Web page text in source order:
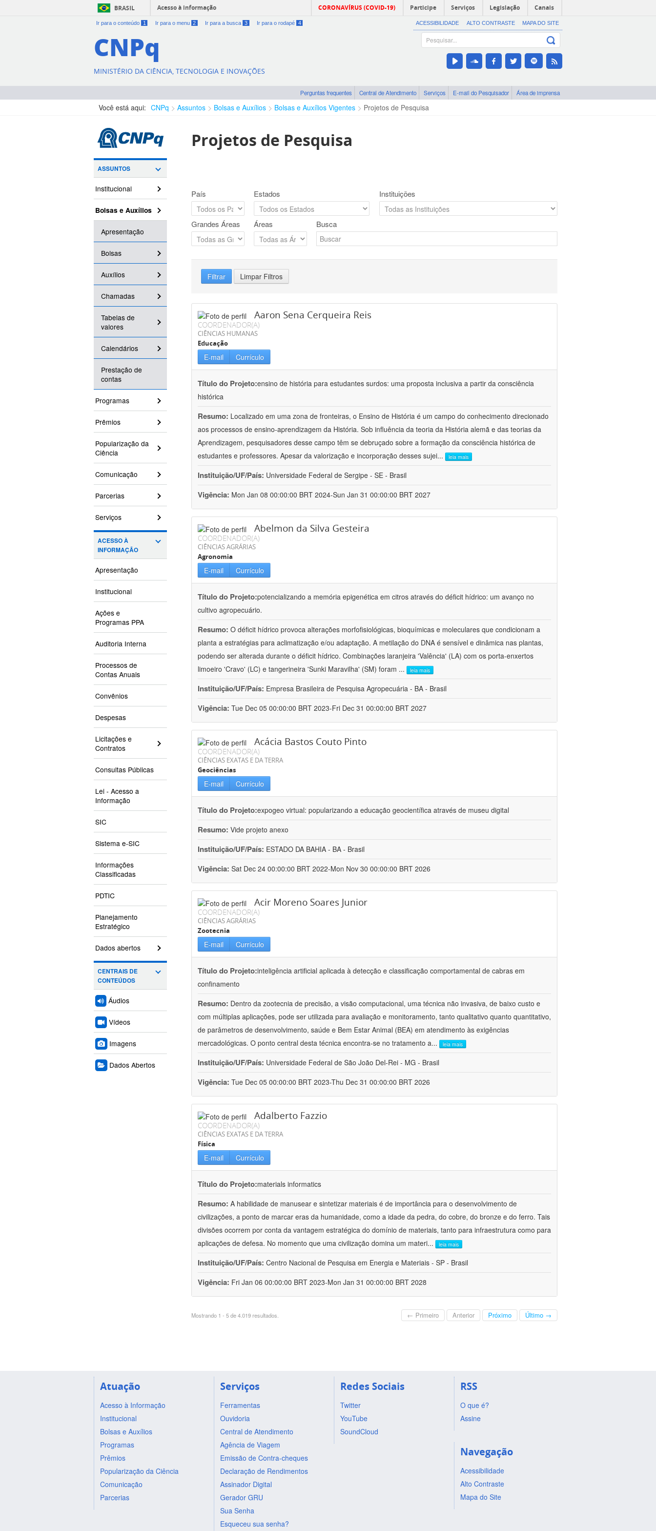
BRASIL Acesso à informação CORONAVÍRUS (COVID-19) Participe Serviços Legislação Canais
Ir para o conteúdo 1 Ir para o menu 2 Ir para a busca 3 Ir para o rodapé 4 ACESSIBILIDADE ALTO CONTRASTE MAPA DO SITE
CNPq
MINISTÉRIO DA CIÊNCIA, TECNOLOGIA E INOVAÇÕES
Perguntas frequentes Central de Atendimento Serviços E-mail do Pesquisador Área de imprensa
Você está aqui: CNPq Assuntos Bolsas e Auxílios Bolsas e Auxílios Vigentes Projetos de Pesquisa
ASSUNTOS
Institucional
Bolsas e Auxílios
Apresentação
Bolsas
Auxílios
Chamadas
Tabelas de
valores
Calendários
Prestação de
contas
Programas
Prêmios
Popularização da
Ciência
Comunicação
Parcerias
Serviços
ACESSO À
INFORMAÇÃO
Apresentação
Institucional
Ações e
Programas PPA
Auditoria Interna
Processos de
Contas Anuais
Convênios
Despesas
Licitações e
Contratos
Consultas Públicas
Lei - Acesso a
Informação
SIC
Sistema e-SIC
Informações
Classificadas
PDTIC
Planejamento
Estratégico
Dados abertos
CENTRAIS DE
CONTEÚDOS
Áudios
Vídeos
Imagens
Dados Abertos
Projetos de Pesquisa
País Estados Instituições
Grandes Áreas Áreas Busca
Filtrar Limpar Filtros
Aaron Sena Cerqueira Reis
COORDENADOR(A)
CIÊNCIAS HUMANAS
Educação
E-mail Currículo
Título do Projeto:ensino de história para estudantes surdos: uma proposta inclusiva a partir da consciência
histórica
Resumo: Localizado em uma zona de fronteiras, o Ensino de História é um campo do conhecimento direcionado
aos processos de ensino-aprendizagem da História. Sob influência da teoria da História alemã e das teorias da
Aprendizagem, pesquisadores desse campo têm se debruçado sobre a formação da consciência histórica de
estudantes e professores. Apesar da valorização e incorporação desses sujei... leia mais
Instituição/UF/País: Universidade Federal de Sergipe - SE - Brasil
Vigência: Mon Jan 08 00:00:00 BRT 2024-Sun Jan 31 00:00:00 BRT 2027
Abelmon da Silva Gesteira
COORDENADOR(A)
CIÊNCIAS AGRÁRIAS
Agronomia
E-mail Currículo
Título do Projeto:potencializando a memória epigenética em citros através do déficit hídrico: um avanço no
cultivo agropecuário.
Resumo: O déficit hídrico provoca alterações morfofisiológicas, bioquímicas e moleculares que condicionam a
planta a estratégias para aclimatização e/ou adaptação. A metilação do DNA é sensível e dinâmica nas plantas,
podendo ser alterada durante o déficit hídrico. Combinações laranjeira 'Valência' (LA) com os porta-enxertos
limoeiro 'Cravo' (LC) e tangerineira 'Sunki Maravilha' (SM) foram ... leia mais
Instituição/UF/País: Empresa Brasileira de Pesquisa Agropecuária - BA - Brasil
Vigência: Tue Dec 05 00:00:00 BRT 2023-Fri Dec 31 00:00:00 BRT 2027
Acácia Bastos Couto Pinto
COORDENADOR(A)
CIÊNCIAS EXATAS E DA TERRA
Geociências
E-mail Currículo
Título do Projeto:expogeo virtual: popularizando a educação geocientífica através de museu digital
Resumo: Vide projeto anexo
Instituição/UF/País: ESTADO DA BAHIA - BA - Brasil
Vigência: Sat Dec 24 00:00:00 BRT 2022-Mon Nov 30 00:00:00 BRT 2026
Acir Moreno Soares Junior
COORDENADOR(A)
CIÊNCIAS AGRÁRIAS
Zootecnia
E-mail Currículo
Título do Projeto:inteligência artificial aplicada à detecção e classificação comportamental de cabras em
confinamento
Resumo: Dentro da zootecnia de precisão, a visão computacional, uma técnica não invasiva, de baixo custo e
com múltiplas aplicações, pode ser utilizada para avaliação e monitoramento, tanto qualitativo quanto quantitativo,
de parâmetros de desenvolvimento, saúde e Bem Estar Animal (BEA) em atendimento às exigências
mercadológicas. O ponto central desta técnica encontra-se no tratamento a... leia mais
Instituição/UF/País: Universidade Federal de São João Del-Rei - MG - Brasil
Vigência: Tue Dec 05 00:00:00 BRT 2023-Thu Dec 31 00:00:00 BRT 2026
Adalberto Fazzio
COORDENADOR(A)
CIÊNCIAS EXATAS E DA TERRA
Física
E-mail Currículo
Título do Projeto:materials informatics
Resumo: A habilidade de manusear e sintetizar materiais é de importância para o desenvolvimento de
civilizações, a ponto de marcar eras da humanidade, como a idade da pedra, do cobre, do bronze e do ferro. Tais
divisões ocorrem por conta da vantagem estratégica do domínio de materiais, tanto para infraestrutura como para
aplicações de defesa. No momento que uma civilização domina um materi... leia mais
Instituição/UF/País: Centro Nacional de Pesquisa em Energia e Materiais - SP - Brasil
Vigência: Fri Jan 06 00:00:00 BRT 2023-Mon Jan 31 00:00:00 BRT 2028
Mostrando 1 - 5 de 4.019 resultados. ← Primeiro Anterior Próximo Último →
Atuação
Acesso à Informação
Institucional
Bolsas e Auxílios
Programas
Prêmios
Popularização da Ciência
Comunicação
Parcerias
Serviços
Ferramentas
Ouvidoria
Central de Atendimento
Agência de Viagem
Emissão de Contra-cheques
Declaração de Rendimentos
Assinador Digital
Gerador GRU
Sua Senha
Esqueceu sua senha?
Redes Sociais
Twitter
YouTube
SoundCloud
RSS
O que é?
Assine
Navegação
Acessibilidade
Alto Contraste
Mapa do Site